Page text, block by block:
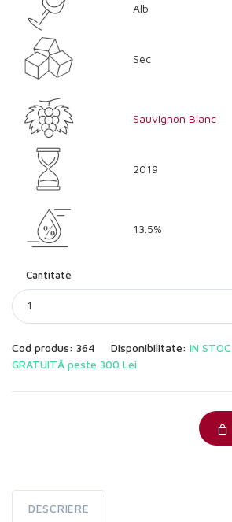
Alb
Sec
Sauvignon Blanc
2019
13.5%
Cantitate
Cod produs: 364 Disponibilitate: IN STOC
GRATUITĂ peste 300 Lei
DESCRIERE